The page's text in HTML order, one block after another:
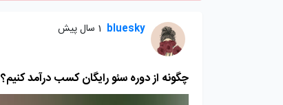
bluesky 1 سال پیش
چگونه از دوره سئو رایگان کسب درآمد کنیم؟